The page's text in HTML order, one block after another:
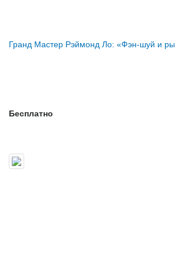
Гранд Мастер Рэймонд Ло: «Фэн-шуй и
Бесплатно